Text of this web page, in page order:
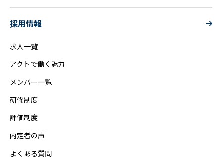
採用情報
求人一覧
アクトで働く魅力
メンバー一覧
研修制度
評価制度
内定者の声
よくある質問